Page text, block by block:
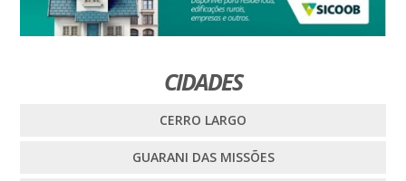
CIDADES
CERRO LARGO
GUARANI DAS MISSÕES